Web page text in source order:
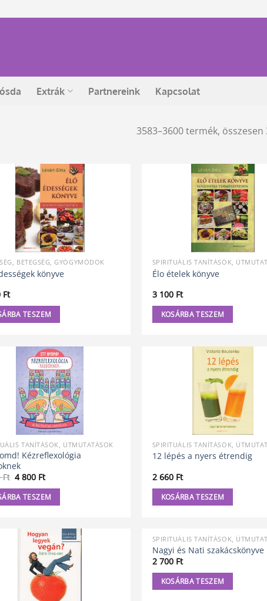
Extrák Partnereink Kapcsolat
3583–3600 termék, összesen
BETEGSÉG, GYÓGYMÓDOK
könyve
Ft
TESZEM
SPIRITUÁLIS TANÍTÁSOK,
Élo ételek könyve
3 100 Ft
KOSÁRBA TESZEM
TANÍTÁSOK, ÚTMUTATÁSOK
Kézreflexológia
Ft Original
was:
4
990 Ft.
4 800 FtCurrent
is:
4
800 Ft.
TESZEM
SPIRITUÁLIS TANÍTÁSOK,
12 lépés a nyers étrendig
2 660 Ft
KOSÁRBA TESZEM
SPIRITUÁLIS TANÍTÁSOK,
Nagyi és Nati szakácskönyve
2 700 Ft
KOSÁRBA TESZEM